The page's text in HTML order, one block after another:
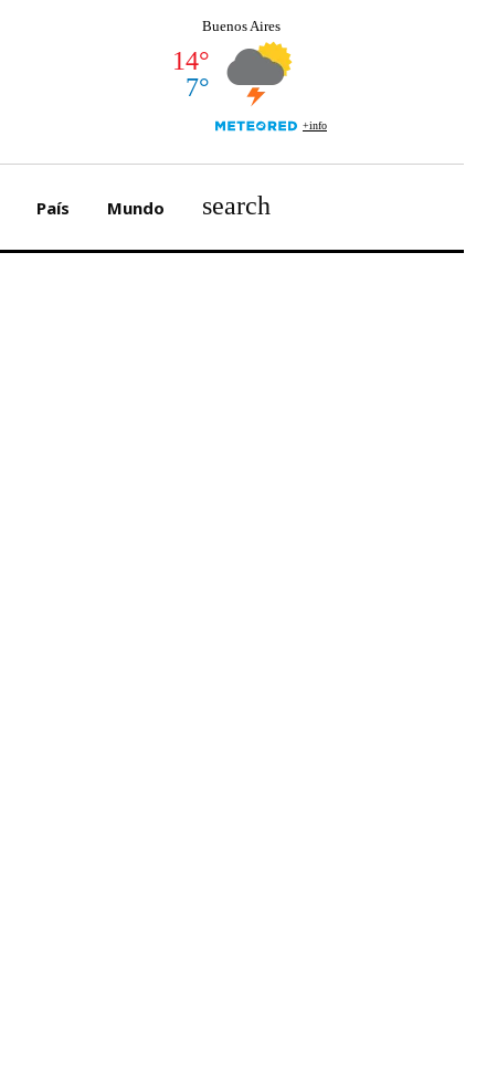
País Mundo search